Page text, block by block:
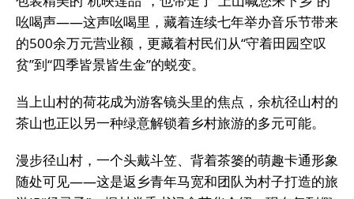
吆喝声——这声吆喝里，藏着连续七年举办音乐节带来
的500余万元营业额，更藏着村民们从“守着田园空叹
贫”到“四季皆景皆生金”的蜕变。
当上山村的荷花成为游客镜头里的焦点，余杭径山村的
茶山也正以另一种绿意解锁着乡村旅游的多元可能。
漫步径山村，一个头戴斗笠、背着茶篓的萌趣卡通形象
随处可见——这是返乡青年马宽和团队为村子打造的旅